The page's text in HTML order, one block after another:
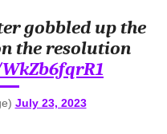
gobbled up the
the resolution
July 23, 2023